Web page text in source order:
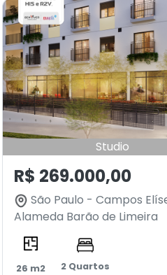
Studio
R$ 269.000,00
São Paulo - Campos
Alameda Barão de Limeira
26 m2 2 Quartos